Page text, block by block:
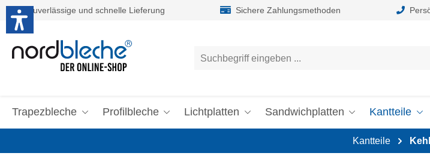
Hauptinhalt springen
Zur Suche springen
Zuverlässige und schnelle Lieferung Sichere Zahlungsmethoden
Trapezbleche Profilbleche Lichtplatten Sandwichplatten Kantteile
Kantteile